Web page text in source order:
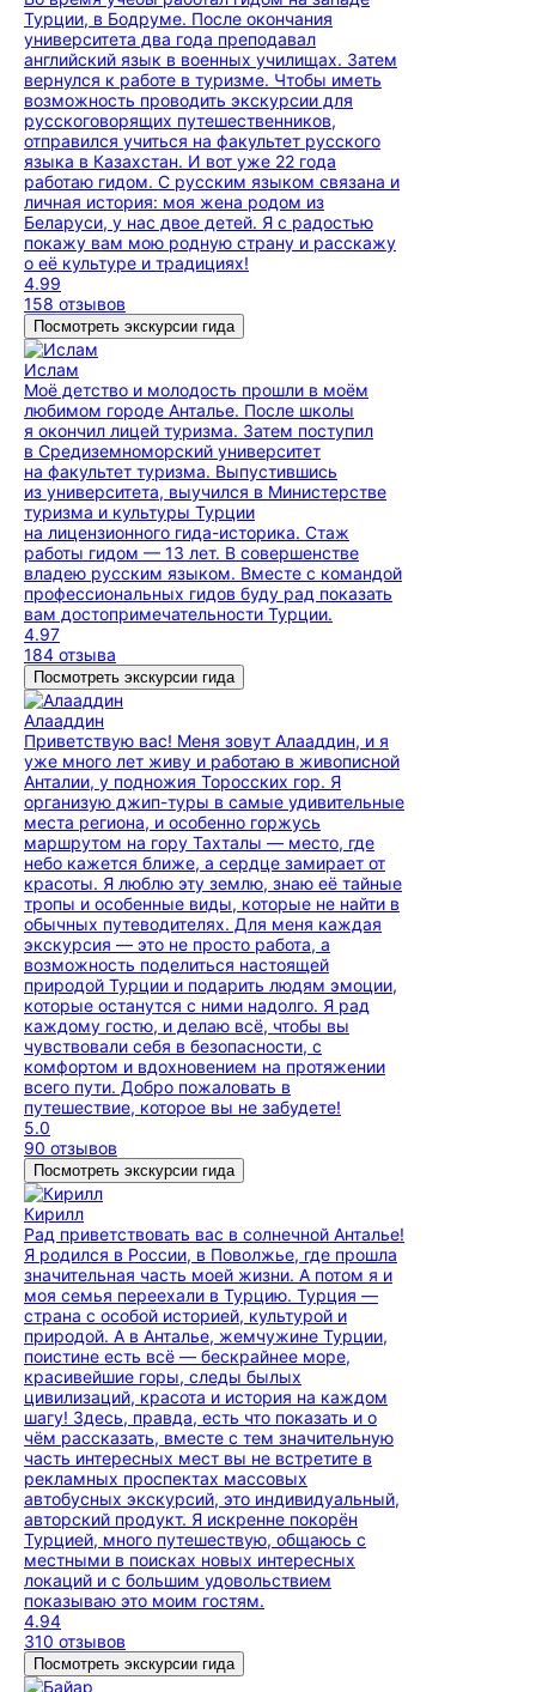
Турции, в Бодруме. После окончания
университета два года преподавал
английский язык в военных училищах. Затем
вернулся к работе в туризме. Чтобы иметь
возможность проводить экскурсии для
русскоговорящих путешественников,
отправился учиться на факультет русского
языка в Казахстан. И вот уже 22 года
работаю гидом. С русским языком связана и
личная история: моя жена родом из
Беларуси, у нас двое детей. Я с радостью
покажу вам мою родную страну и расскажу
о её культуре и традициях!
4.99
158 отзывов
Посмотреть экскурсии гида
Ислам
Моё детство и молодость прошли в моём
любимом городе Анталье. После школы
я окончил лицей туризма. Затем поступил
в Средиземноморский университет
на факультет туризма. Выпустившись
из университета, выучился в Министерстве
туризма и культуры Турции
на лицензионного гида-историка. Стаж
работы гидом — 13 лет. В совершенстве
владею русским языком. Вместе с командой
профессиональных гидов буду рад показать
вам достопримечательности Турции.
4.97
184 отзыва
Посмотреть экскурсии гида
Алааддин
Приветствую вас! Меня зовут Алааддин, и я
уже много лет живу и работаю в живописной
Анталии, у подножия Торосских гор. Я
организую джип-туры в самые удивительные
места региона, и особенно горжусь
маршрутом на гору Тахталы — место, где
небо кажется ближе, а сердце замирает от
красоты. Я люблю эту землю, знаю её тайные
тропы и особенные виды, которые не найти в
обычных путеводителях. Для меня каждая
экскурсия — это не просто работа, а
возможность поделиться настоящей
природой Турции и подарить людям эмоции,
которые останутся с ними надолго. Я рад
каждому гостю, и делаю всё, чтобы вы
чувствовали себя в безопасности, с
комфортом и вдохновением на протяжении
всего пути. Добро пожаловать в
путешествие, которое вы не забудете!
5.0
90 отзывов
Посмотреть экскурсии гида
Кирилл
Рад приветствовать вас в солнечной Анталье!
Я родился в России, в Поволжье, где прошла
значительная часть моей жизни. А потом я и
моя семья переехали в Турцию. Турция —
страна с особой историей, культурой и
природой. А в Анталье, жемчужине Турции,
поистине есть всё — бескрайнее море,
красивейшие горы, следы былых
цивилизаций, красота и история на каждом
шагу! Здесь, правда, есть что показать и о
чём рассказать, вместе с тем значительную
часть интересных мест вы не встретите в
рекламных проспектах массовых
автобусных экскурсий, это индивидуальный,
авторский продукт. Я искренне покорён
Турцией, много путешествую, общаюсь с
местными в поисках новых интересных
локаций и с большим удовольствием
показываю это моим гостям.
4.94
310 отзывов
Посмотреть экскурсии гида